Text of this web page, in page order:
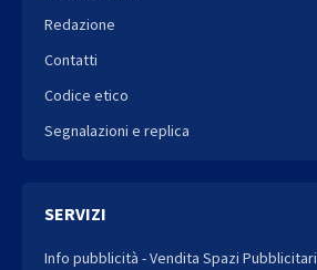
Redazione
Contatti
Codice etico
Segnalazioni e replica
SERVIZI
Info pubblicità - Vendita Spazi Pubblicitari